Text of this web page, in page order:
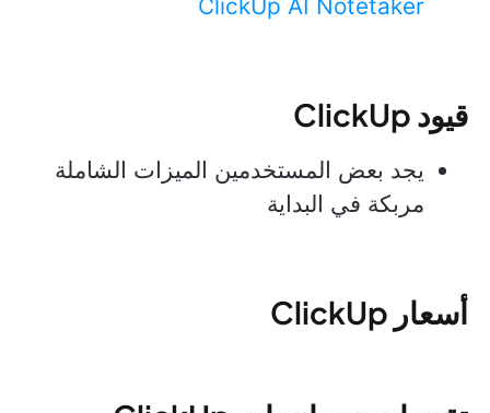
ClickUp AI Notetaker
قيود ClickUp
يجد بعض المستخدمين الميزات الشاملة
مربكة في البداية
أسعار ClickUp